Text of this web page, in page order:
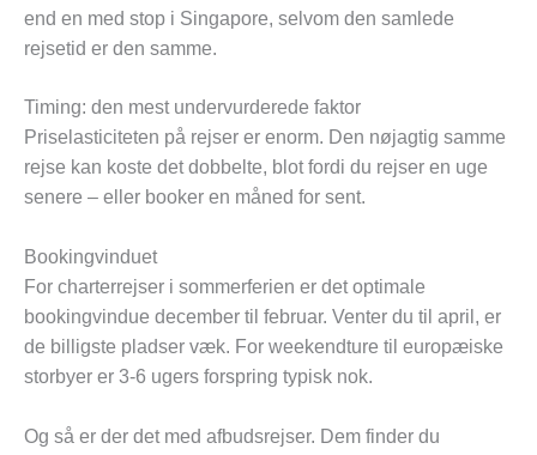
end en med stop i Singapore, selvom den samlede
rejsetid er den samme.
Timing: den mest undervurderede faktor
Priselasticiteten på rejser er enorm. Den nøjagtig samme
rejse kan koste det dobbelte, blot fordi du rejser en uge
senere – eller booker en måned for sent.
Bookingvinduet
For charterrejser i sommerferien er det optimale
bookingvindue december til februar. Venter du til april, er
de billigste pladser væk. For weekendture til europæiske
storbyer er 3-6 ugers forspring typisk nok.
Og så er der det med afbudsrejser. Dem finder du